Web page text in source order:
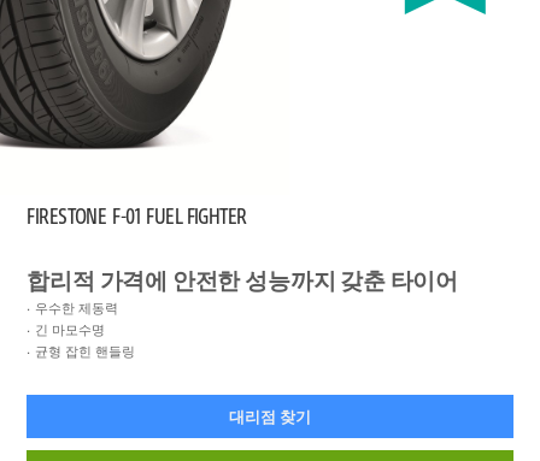
FIRESTONE F-01 FUEL FIGHTER
합리적 가격에 안전한 성능까지 갖춘 타이어
우수한 제동력
긴 마모수명
균형 잡힌 핸들링
대리점 찾기